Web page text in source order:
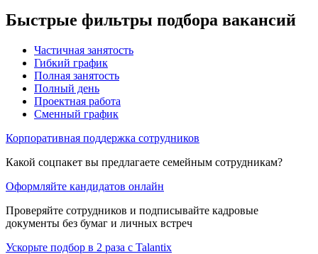
Быстрые фильтры подбора вакансий
Частичная занятость
Гибкий график
Полная занятость
Полный день
Проектная работа
Сменный график
Корпоративная поддержка сотрудников
Какой соцпакет вы предлагаете семейным сотрудникам?
Оформляйте кандидатов онлайн
Проверяйте сотрудников и подписывайте кадровые
документы без бумаг и личных встреч
Ускорьте подбор в 2 раза с Talantix